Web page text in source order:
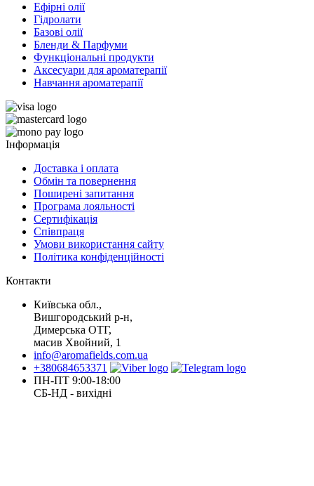
Ефірні олії
Гідролати
Базові олії
Бленди & Парфуми
Функціональні продукти
Аксесуари для ароматерапії
Навчання ароматерапії
Інформація
Доставка і оплата
Обмін та повернення
Поширені запитання
Програма лояльності
Сертифікація
Співпраця
Умови використання сайту
Політика конфіденційності
Контакти
Київська обл.,
Вишгородський р-н,
Димерська ОТГ,
масив Хвойний, 1
info@aromafields.com.ua
+380684653371
ПН-ПТ 9:00-18:00
СБ-НД - вихідні